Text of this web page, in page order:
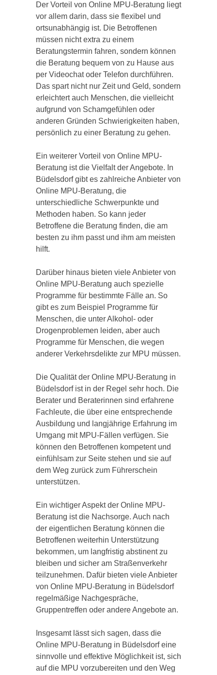
Der Vorteil von Online MPU-Beratung liegt
vor allem darin, dass sie flexibel und
ortsunabhängig ist. Die Betroffenen
müssen nicht extra zu einem
Beratungstermin fahren, sondern können
die Beratung bequem von zu Hause aus
per Videochat oder Telefon durchführen.
Das spart nicht nur Zeit und Geld, sondern
erleichtert auch Menschen, die vielleicht
aufgrund von Schamgefühlen oder
anderen Gründen Schwierigkeiten haben,
persönlich zu einer Beratung zu gehen.
Ein weiterer Vorteil von Online MPU-
Beratung ist die Vielfalt der Angebote. In
Büdelsdorf gibt es zahlreiche Anbieter von
Online MPU-Beratung, die
unterschiedliche Schwerpunkte und
Methoden haben. So kann jeder
Betroffene die Beratung finden, die am
besten zu ihm passt und ihm am meisten
hilft.
Darüber hinaus bieten viele Anbieter von
Online MPU-Beratung auch spezielle
Programme für bestimmte Fälle an. So
gibt es zum Beispiel Programme für
Menschen, die unter Alkohol- oder
Drogenproblemen leiden, aber auch
Programme für Menschen, die wegen
anderer Verkehrsdelikte zur MPU müssen.
Die Qualität der Online MPU-Beratung in
Büdelsdorf ist in der Regel sehr hoch. Die
Berater und Beraterinnen sind erfahrene
Fachleute, die über eine entsprechende
Ausbildung und langjährige Erfahrung im
Umgang mit MPU-Fällen verfügen. Sie
können den Betroffenen kompetent und
einfühlsam zur Seite stehen und sie auf
dem Weg zurück zum Führerschein
unterstützen.
Ein wichtiger Aspekt der Online MPU-
Beratung ist die Nachsorge. Auch nach
der eigentlichen Beratung können die
Betroffenen weiterhin Unterstützung
bekommen, um langfristig abstinent zu
bleiben und sicher am Straßenverkehr
teilzunehmen. Dafür bieten viele Anbieter
von Online MPU-Beratung in Büdelsdorf
regelmäßige Nachgespräche,
Gruppentreffen oder andere Angebote an.
Insgesamt lässt sich sagen, dass die
Online MPU-Beratung in Büdelsdorf eine
sinnvolle und effektive Möglichkeit ist, sich
auf die MPU vorzubereiten und den Weg